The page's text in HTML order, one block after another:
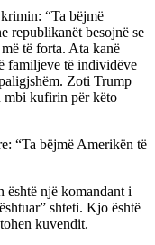
“Ta bëjmë
republikanët besojnë se
të forta. Ata kanë
familjeve të individëve
Zoti Trump
mbi kufirin për këto
“Ta bëjmë Amerikën të
është një komandant i
shteti. Kjo është
kuvendit.